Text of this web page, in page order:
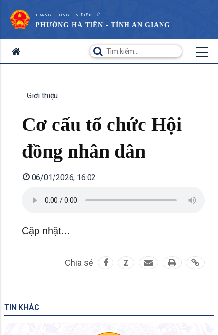
TRANG THÔNG TIN ĐIỆN TỬ
PHƯỜNG HÀ TIÊN - TỈNH AN GIANG
Giới thiệu
Cơ cấu tổ chức Hội
đồng nhân dân
06/01/2026, 16:02
Cập nhật...
Chia sẻ Z
TIN KHÁC